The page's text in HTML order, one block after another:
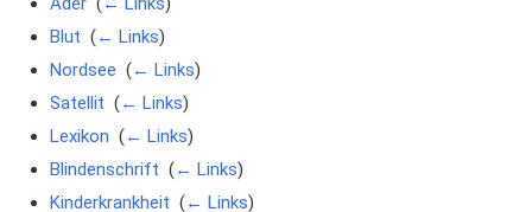
Blut (← Links)
Nordsee (← Links)
Satellit (← Links)
Lexikon (← Links)
Blindenschrift (← Links)
Kinderkrankheit (← Links)